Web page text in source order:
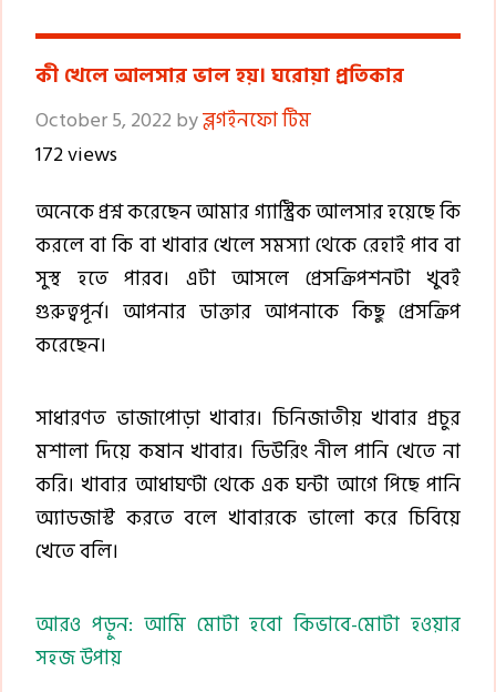
কী খেলে আলসার ভাল হয়। ঘরোয়া প্রতিকার
October 5, 2022 byব্লগইনফো টিম
172 views
অনেকে প্রশ্ন করেছেন আমার গ্যাস্ট্রিক আলসার হয়েছে কি
করলে বা কি বা খাবার খেলে সমস্যা থেকে রেহাই পাব বা
সুস্থ হতে পারব। এটা আসলে প্রেসক্রিপশনটা খুবই
গুরুত্বপূর্ন। আপনার ডাক্তার আপনাকে কিছু প্রেসক্রিপ
করেছেন।
সাধারণত ভাজাপোড়া খাবার। চিনিজাতীয় খাবার প্রচুর
মশালা দিয়ে কষান খাবার। ডিউরিং নীল পানি খেতে না
করি। খাবার আধাঘণ্টা থেকে এক ঘন্টা আগে পিছে পানি
অ্যাডজাস্ট করতে বলে খাবারকে ভালো করে চিবিয়ে
খেতে বলি।
আরও পড়ুন: আমি মোটা হবো কিভাবে-মোটা হওয়ার
সহজ উপায়